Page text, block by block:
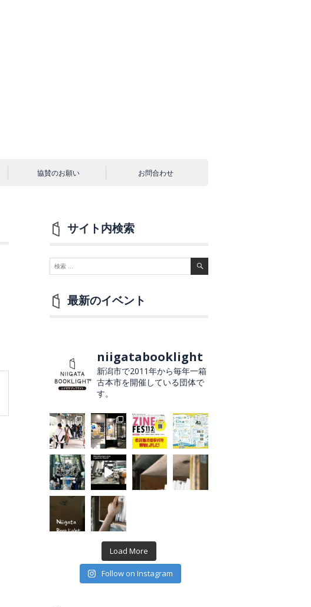
協賛のお願い お問合わせ
サイト内検索
最新のイベント
niigatabooklight
新潟市で2011年から毎年一箱
古本市を開催している団体で
す。
Load More
Follow on Instagram